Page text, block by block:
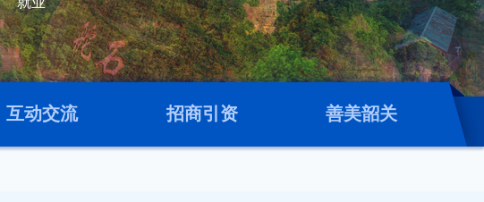
互动交流 招商引资 善美韶关